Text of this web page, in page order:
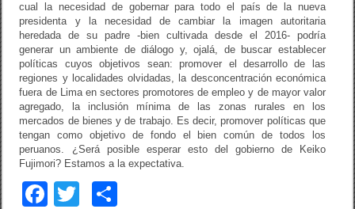
cual la necesidad de gobernar para todo el país de la nueva
presidenta y la necesidad de cambiar la imagen autoritaria
heredada de su padre -bien cultivada desde el 2016- podría
generar un ambiente de diálogo y, ojalá, de buscar establecer
políticas cuyos objetivos sean: promover el desarrollo de las
regiones y localidades olvidadas, la desconcentración económica
fuera de Lima en sectores promotores de empleo y de mayor valor
agregado, la inclusión mínima de las zonas rurales en los
mercados de bienes y de trabajo. Es decir, promover políticas que
tengan como objetivo de fondo el bien común de todos los
peruanos. ¿Será posible esperar esto del gobierno de Keiko
Fujimori? Estamos a la expectativa.
F
T